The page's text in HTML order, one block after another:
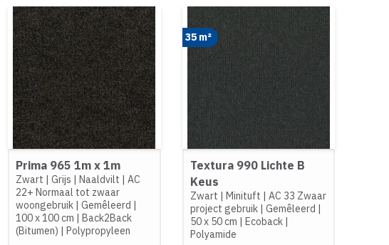
Prima 965 1m x 1m
Zwart |Grijs |Naaldvilt |AC
22+ Normaal tot zwaar
woongebruik |Gemêleerd |
100 x 100 cm |Back2Back
(Bitumen) |Polypropyleen
35 m²
Textura 990 Lichte B
Keus
Zwart | Minituft | AC 33 Zwaar
project gebruik| Gemêleerd |
50 x 50 cm | Ecoback|
Polyamide